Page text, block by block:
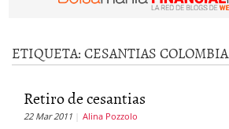
ETIQUETA:CESANTIAS COLOMBIA
Retiro de cesantias
22 Mar 2011 Alina Pozzolo